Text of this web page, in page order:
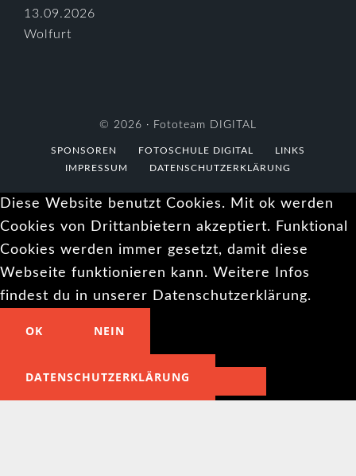
13.09.2026
Wolfurt
© 2026 · Fototeam DIGITAL
SPONSOREN FOTOSCHULE DIGITAL
LINKS
IMPRESSUM
DATENSCHUTZERKLÄRUNG
Diese Website benutzt Cookies. Mit ok werden
Cookies von Drittanbietern akzeptiert. Funktional
Cookies werden immer gesetzt, damit diese
Webseite funktionieren kann. Weitere Infos
findest du in unserer Datenschutzerklärung.
OK NEIN
DATENSCHUTZERKLÄRUNG